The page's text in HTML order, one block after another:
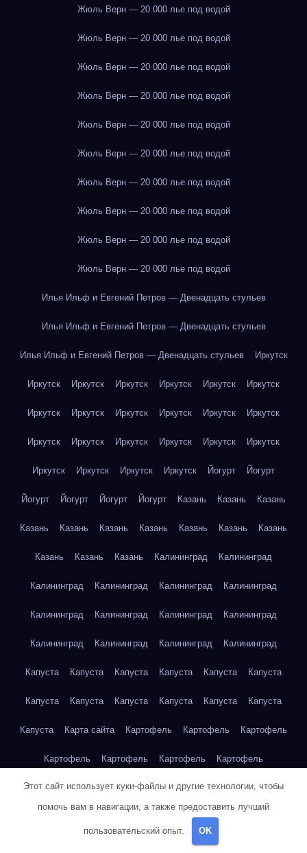
Жюль Верн — 20 000 лье под водой
Жюль Верн — 20 000 лье под водой
Жюль Верн — 20 000 лье под водой
Жюль Верн — 20 000 лье под водой
Жюль Верн — 20 000 лье под водой
Жюль Верн — 20 000 лье под водой
Жюль Верн — 20 000 лье под водой
Жюль Верн — 20 000 лье под водой
Жюль Верн — 20 000 лье под водой
Жюль Верн — 20 000 лье под водой
Илья Ильф и Евгений Петров — Двенадцать стульев
Илья Ильф и Евгений Петров — Двенадцать стульев
Илья Ильф и Евгений Петров — Двенадцать стульев Иркутск
Иркутск Иркутск Иркутск Иркутск Иркутск Иркутск
Иркутск Иркутск Иркутск Иркутск Иркутск Иркутск
Иркутск Иркутск Иркутск Иркутск Иркутск Иркутск
Иркутск Иркутск Иркутск Иркутск Йогурт Йогурт
Йогурт Йогурт Йогурт Йогурт Казань Казань Казань
Казань Казань Казань Казань Казань Казань Казань
Казань Казань Казань Калининград Калининград
Калининград Калининград Калининград Калининград
Калининград Калининград Калининград Калининград
Калининград Калининград Калининград Калининград
Капуста Капуста Капуста Капуста Капуста Капуста
Капуста Капуста Капуста Капуста Капуста Капуста
Капуста Карта сайта Картофель Картофель Картофель
Картофель Картофель Картофель Картофель
Картофель Картофель Кейптаун Кейптаун Кейптаун
Кейптаун
Кейптаун
Этот сайт использует куки-файлы и другие технологии, чтобы
помочь вам в навигации, а также предоставить лучший
пользовательский опыт. OK